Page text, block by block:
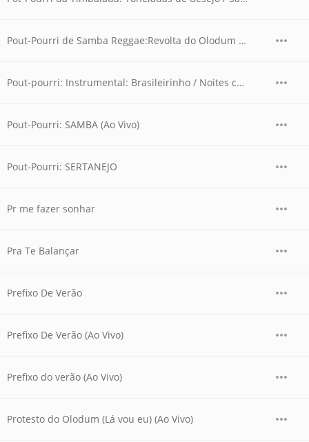
Pout-Pourri de Samba Reggae:Revolta do Olodum / Canto para o Senegal / Só pra Vê o Ylê Passar / Eu Sou Negão / Alfabeto do Negão
Pout-pourri: Instrumental: Brasileirinho / Noites cariocas (Minhas noites sem sono) / Tico-tico no fubá
Pout-Pourri: SAMBA (Ao Vivo)
Pout-Pourri: SERTANEJO
Pr me fazer sonhar
Pra Te Balançar
Prefixo De Verão
Prefixo De Verão (Ao Vivo)
Prefixo do verão (Ao Vivo)
Protesto do Olodum (Lá vou eu) (Ao Vivo)